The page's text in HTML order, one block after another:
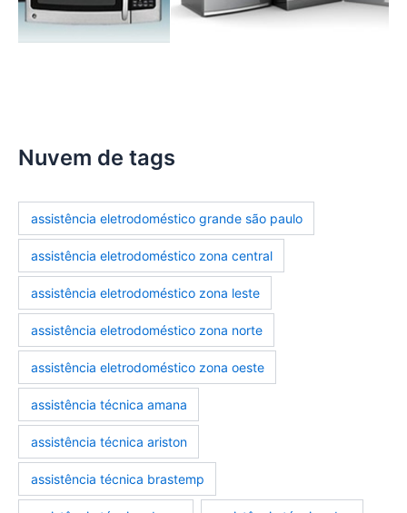
manutencao-eletrodomesticos
eletrodomesticos
marcas-eletrodomestico
Nuvem de tags
assistência eletrodoméstico grande são paulo
assistência eletrodoméstico zona central
assistência eletrodoméstico zona leste
assistência eletrodoméstico zona norte
assistência eletrodoméstico zona oeste
assistência técnica amana
assistência técnica ariston
assistência técnica brastemp